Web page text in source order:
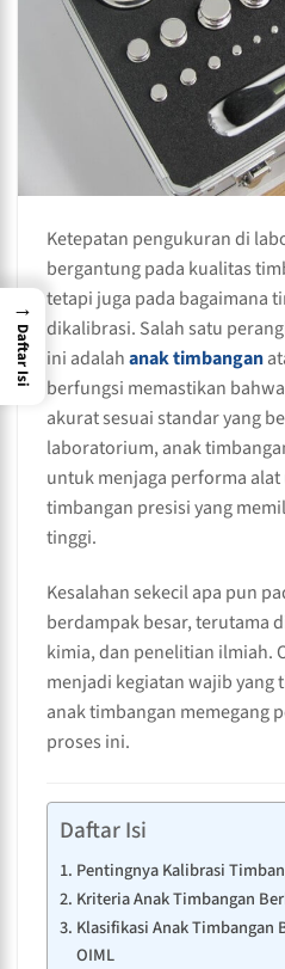
Ketepatan pengukuran di
bergantung pada kualitas
tetapi juga pada bagaimana
dikalibrasi. Salah satu
ini adalahanak timbangan
berfungsi memastikan
akurat sesuai standar yang
laboratorium, anak
untuk menjaga performa
timbangan presisi yang
tinggi.
Kesalahan sekecil apa pun
berdampak besar, terutama
kimia, dan penelitian ilmiah.
menjadi kegiatan wajib yang
anak timbangan memegang
proses ini.
Daftar Isi
Pentingnya Kalibrasi
Kriteria Anak Timbangan
Klasifikasi Anak Timbangan
OIML
→
Daftar Isi